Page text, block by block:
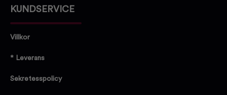
KUNDSERVICE
Villkor
* Leverans
Sekretesspolicy